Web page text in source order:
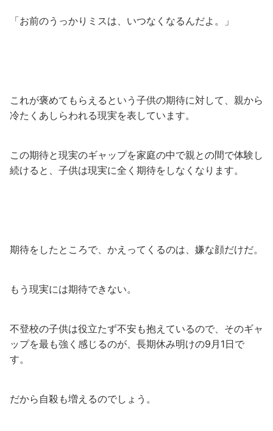
「お前のうっかりミスは、いつなくなるんだよ。」
これが褒めてもらえるという子供の期待に対して、親から
冷たくあしらわれる現実を表しています。
この期待と現実のギャップを家庭の中で親との間で体験し
続けると、子供は現実に全く期待をしなくなります。
期待をしたところで、かえってくるのは、嫌な顔だけだ。
もう現実には期待できない。
不登校の子供は役立たず不安も抱えているので、そのギャ
ップを最も強く感じるのが、長期休み明けの9月1日で
す。
だから自殺も増えるのでしょう。